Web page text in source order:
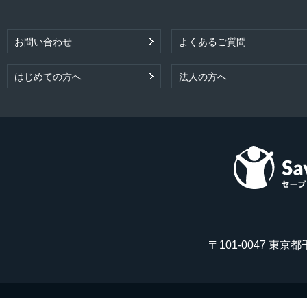
お問い合わせ よくあるご質問
はじめての方へ 法人の方へ
〒101-0047 東京都